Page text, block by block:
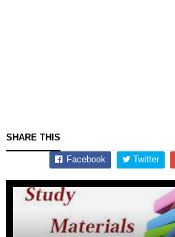
SHARE THIS
Facebook Twitter